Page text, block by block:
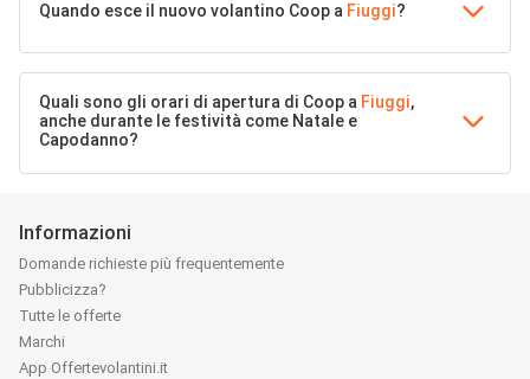
Quando esce il nuovo volantino Coop a Fiuggi?
Quali sono gli orari di apertura di Coop a Fiuggi,
anche durante le festività come Natale e
Capodanno?
Informazioni
Domande richieste più frequentemente
Pubblicizza?
Tutte le offerte
Marchi
App Offertevolantini.it